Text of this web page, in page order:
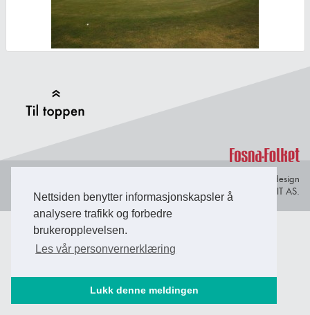
Nettsiden benytter informasjonskapsler å
analysere trafikk og forbedre
brukeropplevelsen.
Les vår personvernerklæring
Lukk denne meldingen
informasjonskapsler
Webdesign
av Lindbak IT AS.